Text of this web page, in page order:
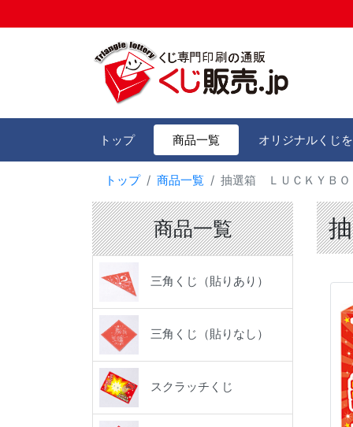
トップ 商品一覧 オリジナルくじ
トップ 商品一覧 抽選箱 ＬＵＣＫＹＢＯ
商品一覧
三角くじ（貼りあり）
三角くじ（貼りなし）
スクラッチくじ